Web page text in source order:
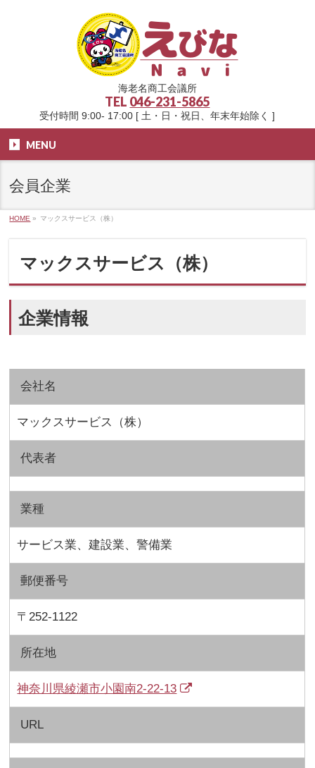
海老名商工会議所
TEL 046-231-5865
受付時間 9:00- 17:00 [ 土・日・祝日、年末年始除く ]
MENU
会員企業
HOME » マックスサービス（株）
マックスサービス（株）
企業情報
会社名
マックスサービス（株）
代表者
業種
サービス業、建設業、警備業
郵便番号
〒252-1122
所在地
神奈川県綾瀬市小園南2-22-13
URL